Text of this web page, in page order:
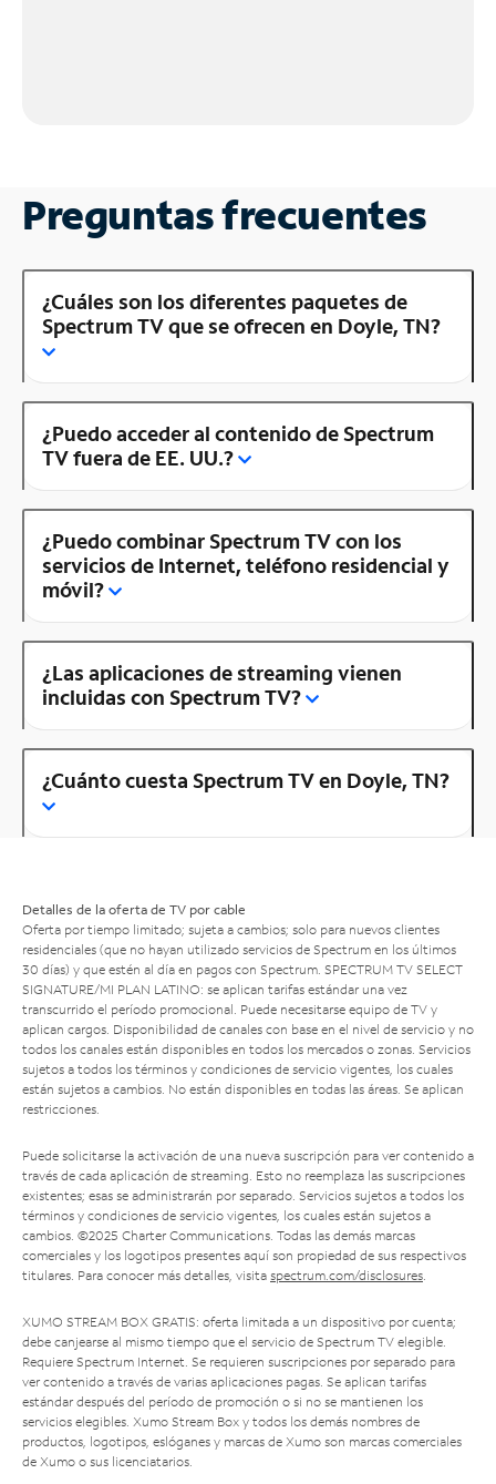
Preguntas frecuentes
¿Cuáles son los diferentes paquetes de
Spectrum TV que se ofrecen en Doyle, TN?
¿Puedo acceder al contenido de Spectrum
TV fuera de EE. UU.?
¿Puedo combinar Spectrum TV con los
servicios de Internet, teléfono residencial y
móvil?
¿Las aplicaciones de streaming vienen
incluidas con Spectrum TV?
¿Cuánto cuesta Spectrum TV en Doyle, TN?
Detalles de la oferta de TV por cable
Oferta por tiempo limitado; sujeta a cambios; solo para nuevos clientes
residenciales (que no hayan utilizado servicios de Spectrum en los últimos
30 días) y que estén al día en pagos con Spectrum. SPECTRUM TV SELECT
SIGNATURE/MI PLAN LATINO: se aplican tarifas estándar una vez
transcurrido el período promocional. Puede necesitarse equipo de TV y
aplican cargos. Disponibilidad de canales con base en el nivel de servicio y no
todos los canales están disponibles en todos los mercados o zonas. Servicios
sujetos a todos los términos y condiciones de servicio vigentes, los cuales
están sujetos a cambios. No están disponibles en todas las áreas. Se aplican
restricciones.
Puede solicitarse la activación de una nueva suscripción para ver contenido a
través de cada aplicación de streaming. Esto no reemplaza las suscripciones
existentes; esas se administrarán por separado. Servicios sujetos a todos los
términos y condiciones de servicio vigentes, los cuales están sujetos a
cambios. ©2025 Charter Communications. Todas las demás marcas
comerciales y los logotipos presentes aquí son propiedad de sus respectivos
titulares. Para conocer más detalles, visita spectrum.com/disclosures.
XUMO STREAM BOX GRATIS: oferta limitada a un dispositivo por cuenta;
debe canjearse al mismo tiempo que el servicio de Spectrum TV elegible.
Requiere Spectrum Internet. Se requieren suscripciones por separado para
ver contenido a través de varias aplicaciones pagas. Se aplican tarifas
estándar después del período de promoción o si no se mantienen los
servicios elegibles. Xumo Stream Box y todos los demás nombres de
productos, logotipos, eslóganes y marcas de Xumo son marcas comerciales
de Xumo o sus licenciatarios.